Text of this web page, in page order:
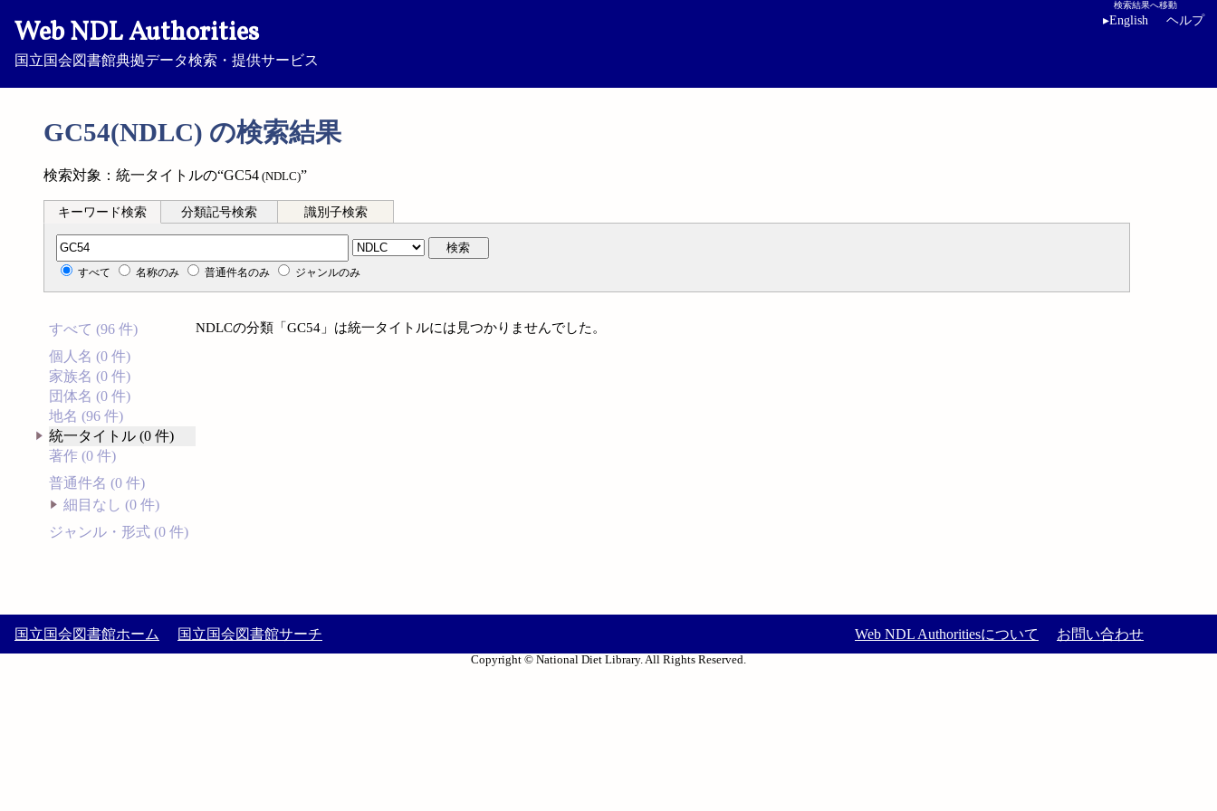
Web NDL Authorities
国立国会図書館典拠データ検索・提供サービス
検索結果へ移動
▸English ヘルプ
GC54(NDLC) の検索結果
検索対象：統一タイトルの“GC54 (NDLC)”
キーワード検索 分類記号検索 識別子検索
分類記号検索 検索
すべて 名称のみ 普通件名のみ ジャンルのみ
すべて (96 件)
個人名 (0 件)
家族名 (0 件)
団体名 (0 件)
地名 (96 件)
統一タイトル (0 件)
著作 (0 件)
普通件名 (0 件)
細目なし (0 件)
ジャンル・形式 (0 件)
NDLCの分類「GC54」は統一タイトルには見つかりませんでした。
国立国会図書館ホーム 国立国会図書館サーチ Web NDL Authoritiesについて お問い合わせ
Copyright © National Diet Library. All Rights Reserved.